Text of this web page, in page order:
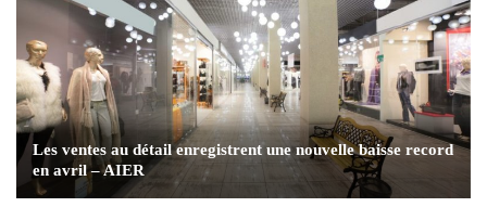
Les ventes au détail enregistrent une nouvelle baisse record
en avril – AIER